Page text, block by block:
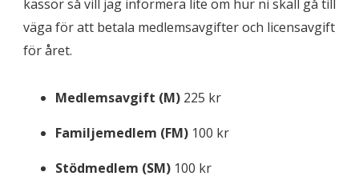
kassör så vill jag informera lite om hur ni skall gå till
väga för att betala medlemsavgifter och licensavgift
för året.
Medlemsavgift (M) 225 kr
Familjemedlem (FM) 100 kr
Stödmedlem (SM) 100 kr